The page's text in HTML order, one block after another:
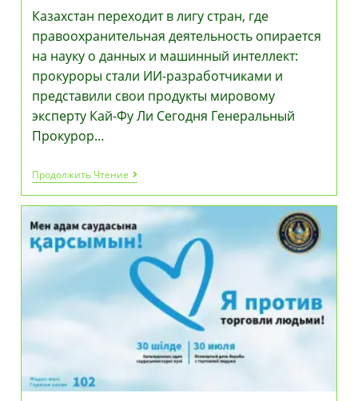
Казахстан переходит в лигу стран, где
правоохранительная деятельность опирается
на науку о данных и машинный интеллект:
прокуроры стали ИИ-разработчиками и
представили свои продукты мировому
эксперту Кай-Фу Ли Сегодня Генеральный
Прокурор…
Продолжить ЧтениеКазахстан
Переходит
В
Лигу
Стран,
Где
Правоохранительная
Деятельность
Опирается
На
Науку
Данных
Машинный
Интеллект:
Прокуроры
Стали